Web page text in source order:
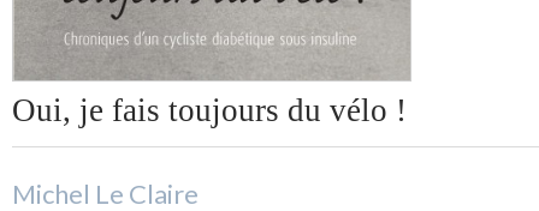
Oui, je fais toujours du vélo !
Michel Le Claire